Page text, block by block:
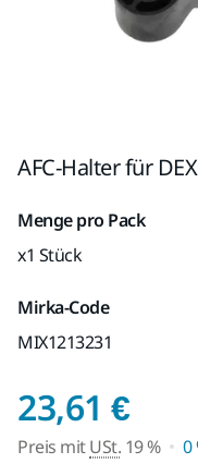
AFC-Halter für
Menge pro Pack
x1 Stück
Mirka-Code
MIX1213231
23,61 €
Preis mitUSt. 19 %
0